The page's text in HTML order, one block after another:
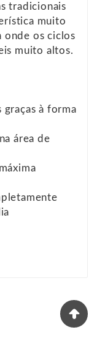
tradicionais
muito
onde os ciclos
muito altos.
à forma
área de